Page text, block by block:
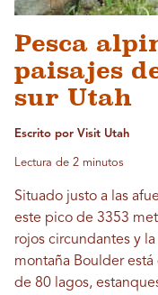
Pesca
paisajes
sur Utah
Escrito por Visit Utah
Lectura de 2 minutos
Situado justo a las
este pico de 3353
rojos circundantes y
montaña Boulder
de 80 lagos,